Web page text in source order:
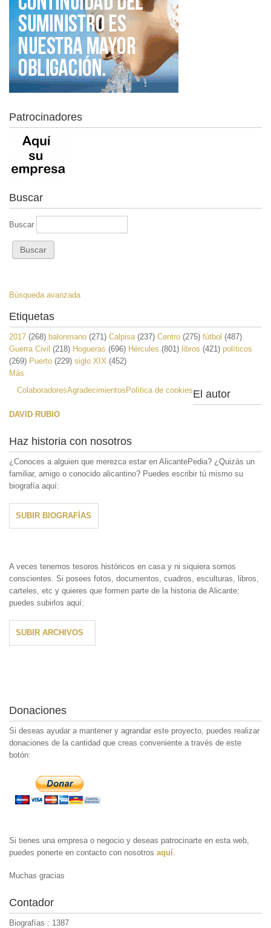
Patrocinadores
Buscar
Buscar
Búsqueda avanzada
Etiquetas
2017 (268) balonmano (271) Calpisa (237) Centro (275) fútbol (487)
Guerra Civil (218) Hogueras (696) Hércules (801) libros (421) políticos
(269) Puerto (229) siglo XIX (452)
Más
ColaboradoresAgradecimientos Política de cookiesEl autor
DAVID RUBIO
Haz historia con nosotros
¿Conoces a alguien que merezca estar en AlicantePedia? ¿Quizás un
familiar, amigo o conocido alicantino? Puedes escribir tú mismo su
biografía aquí:
SUBIR BIOGRAFÍAS
A veces tenemos tesoros históricos en casa y ni siquiera somos
conscientes. Si posees fotos, documentos, cuadros, esculturas, libros,
carteles, etc y quieres que formen parte de la historia de Alicante;
puedes subirlos aquí:
SUBIR ARCHIVOS
Donaciones
Si deseas ayudar a mantener y agrandar este proyecto, puedes realizar
donaciones de la cantidad que creas conveniente a través de este
botón:
Si tienes una empresa o negocio y deseas patrocinarte en esta web,
puedes ponerte en contacto con nosotros aquí.
Muchas gracias
Contador
Biografías : 1387